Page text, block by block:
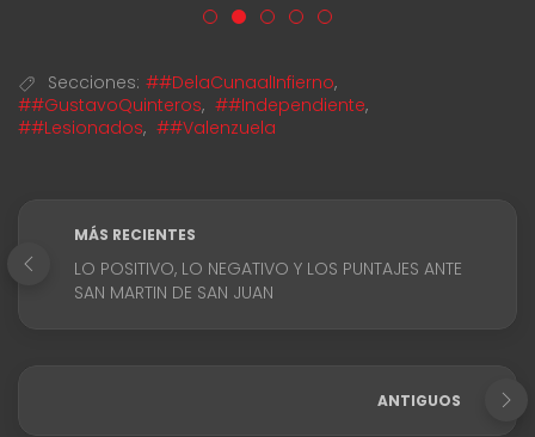
Secciones: ##DelaCunaalInfierno,
##GustavoQuinteros, ##Independiente,
##Lesionados, ##Valenzuela
MÁS RECIENTES
LO POSITIVO, LO NEGATIVO Y LOS PUNTAJES ANTE
SAN MARTIN DE SAN JUAN
ANTIGUOS